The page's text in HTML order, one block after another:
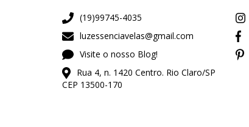
(19)99745-4035
luzessenciavelas@gmail.com
Visite o nosso Blog!
Rua 4, n. 1420 Centro. Rio Claro/SP
CEP 13500-170